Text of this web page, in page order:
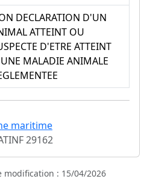
DECLARATION D'UN
ATTEINT OU
D'ETRE ATTEINT
MALADIE ANIMALE
maritime
29162
modification : 15/04/2026